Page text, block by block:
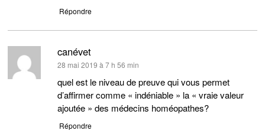
Répondre
canévet
dit :
28 mai 2019 à 7 h 56 min
quel est le niveau de preuve qui vous permet
d’affirmer comme « indéniable » la « vraie valeur
ajoutée » des médecins homéopathes?
Répondre